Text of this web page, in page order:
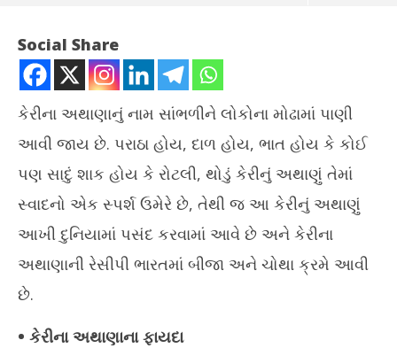
19, 2024
Social Share
કેરીના અથાણાનું નામ સાંભળીને લોકોના મોઢામાં પાણી
આવી જાય છે. પરાઠા હોય, દાળ હોય, ભાત હોય કે કોઈ
પણ સાદું શાક હોય કે રોટલી, થોડું કેરીનું અથાણું તેમાં
સ્વાદનો એક સ્પર્શ ઉમેરે છે, તેથી જ આ કેરીનું અથાણું
આખી દુનિયામાં પસંદ કરવામાં આવે છે અને કેરીના
અથાણાની રેસીપી ભારતમાં બીજા અને ચોથા ક્રમે આવી
છે.
• કેરીના અથાણાના ફાયદા